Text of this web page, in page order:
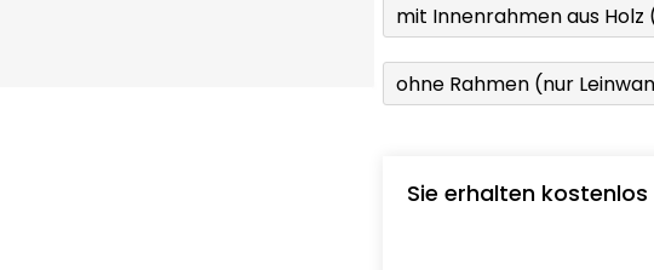
mit Innenrahmen aus
ohne Rahmen (nur
Sie erhalten kostenlos